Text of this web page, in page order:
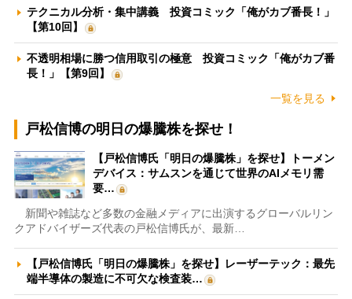
テクニカル分析・集中講義 投資コミック「俺がカブ番長！」
【第10回】
不透明相場に勝つ信用取引の極意 投資コミック「俺がカブ番
長！」【第9回】
一覧を見る
戸松信博の明日の爆騰株を探せ！
【戸松信博氏「明日の爆騰株」を探せ】トーメン
デバイス：サムスンを通じて世界のAIメモリ需
要…
新聞や雑誌など多数の金融メディアに出演するグローバルリン
クアドバイザーズ代表の戸松信博氏が、最新…
【戸松信博氏「明日の爆騰株」を探せ】レーザーテック：最先
端半導体の製造に不可欠な検査装…